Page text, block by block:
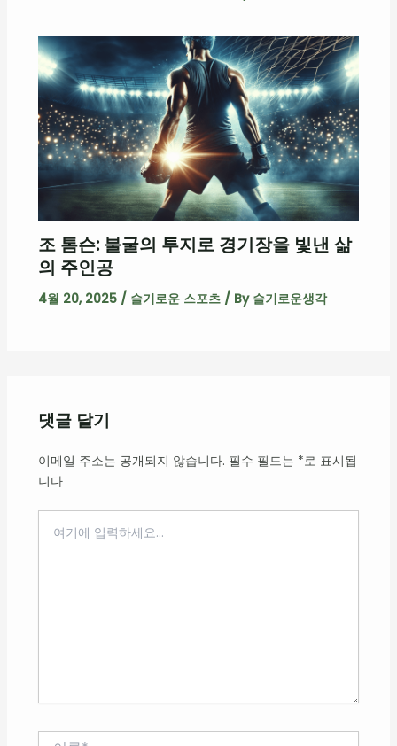
조 톰슨: 불굴의 투지로 경기장을 빛낸 삶
의 주인공
4월 20, 2025 / 슬기로운 스포츠/ By 슬기로운생각
댓글 달기
이메일 주소는 공개되지 않습니다. 필수 필드는 *로 표시됩
니다